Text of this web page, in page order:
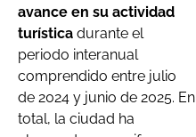
avance en su actividad
turística durante el
periodo interanual
comprendido entre julio
de 2024 y junio de 2025. En
total, la ciudad ha